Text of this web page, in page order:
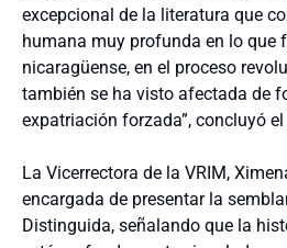
excepcional de la literatura que
humana muy profunda en lo que
nicaragüense, en el proceso
también se ha visto afectada de
expatriación forzada”, concluyó
La Vicerrectora de la VRIM,
encargada de presentar la
Distinguida, señalando que la